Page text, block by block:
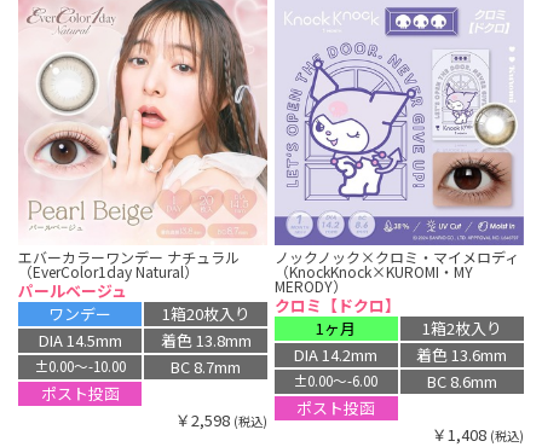
エバーカラーワンデー ナチュラル
（EverColor1day Natural）
パールベージュ
ワンデー
1箱20枚入り
DIA 14.5mm
着色 13.8mm
±0.00〜-10.00
BC 8.7mm
ポスト投函
￥2,598 (税込)
ノックノック×クロミ・マイメロディ
（KnockKnock×KUROMI・MY
MERODY）
クロミ【ドクロ】
1ヶ月
1箱2枚入り
DIA 14.2mm
着色 13.6mm
±0.00〜-6.00
BC 8.6mm
ポスト投函
￥1,408 (税込)